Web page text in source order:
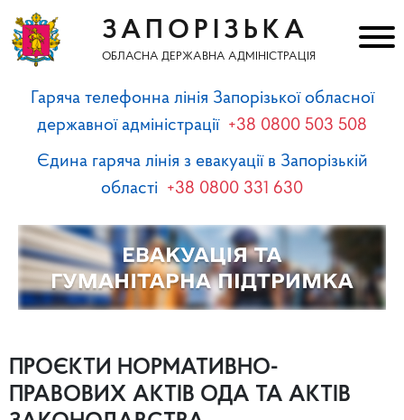
ЗАПОРІЗЬКА
ОБЛАСНА ДЕРЖАВНА АДМІНІСТРАЦІЯ
Гаряча телефонна лінія Запорізької обласної
державної адміністрації +38 0800 503 508
Єдина гаряча лінія з евакуації в Запорізькій
області +38 0800 331 630
ПРОЄКТИ НОРМАТИВНО-
ПРАВОВИХ АКТІВ ОДА ТА АКТІВ